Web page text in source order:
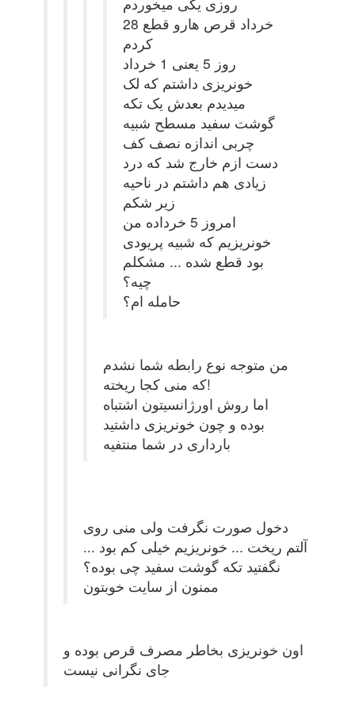
28 خرداد قرص هارو قطع
کردم
روز 5 یعنی 1 خرداد
خونریزی داشتم که لک
میدیدم بعدش یک تکه
گوشت سفید مسطح شبیه
چربی اندازه نصف کف
دست ازم خارج شد که درد
زیادی هم داشتم در ناحیه
زیر شکم
امروز 5 خرداده من
خونریزیم که شبیه پریودی
بود قطع شده ... مشکلم
چیه؟
حامله ام؟
من متوجه نوع رابطه شما نشدم
که منی کجا ریخته!
اما روش اورژانسیتون اشتباه
بوده و چون خونریزی داشتید
بارداری در شما منتفیه
دخول صورت نگرفت ولی منی روی
آلتم ریخت ... خونریزیم خیلی کم بود ...
نگفتید تکه گوشت سفید چی بوده؟
ممنون از سایت خوبتون
اون خونریزی بخاطر مصرف قرص بوده و
جای نگرانی نیست